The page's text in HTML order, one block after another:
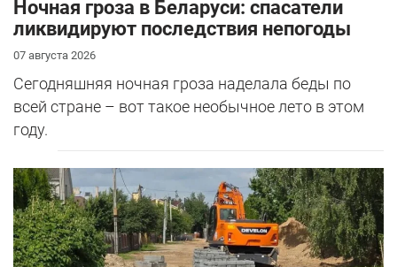
Ночная гроза в Беларуси: спасатели
ликвидируют последствия непогоды
07 августа 2026
Сегодняшняя ночная гроза наделала беды по
всей стране – вот такое необычное лето в этом
году.